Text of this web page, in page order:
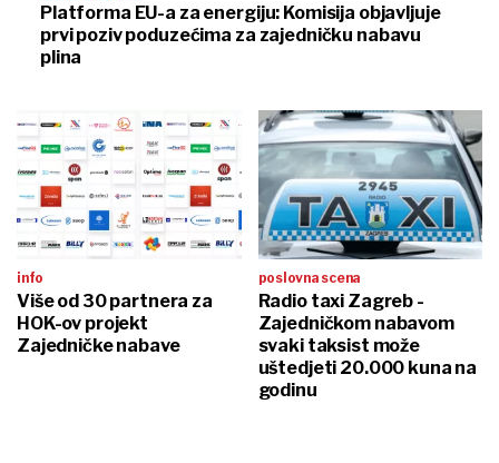
Platforma EU-a za energiju: Komisija objavljuje
prvi poziv poduzećima za zajedničku nabavu
plina
info
Više od 30 partnera za
HOK-ov projekt
Zajedničke nabave
poslovna scena
Radio taxi Zagreb -
Zajedničkom nabavom
svaki taksist može
uštedjeti 20.000 kuna na
godinu